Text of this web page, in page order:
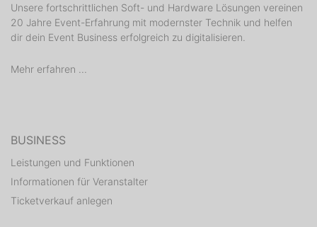
Unsere fortschrittlichen Soft- und Hardware Lösungen vereinen
20 Jahre Event-Erfahrung mit modernster Technik und helfen
dir dein Event Business erfolgreich zu digitalisieren.
Mehr erfahren ...
BUSINESS
Leistungen und Funktionen
Informationen für Veranstalter
Ticketverkauf anlegen